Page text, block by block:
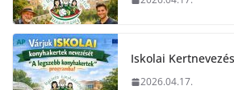
Iskolai Kertnevezés
2026.04.17.